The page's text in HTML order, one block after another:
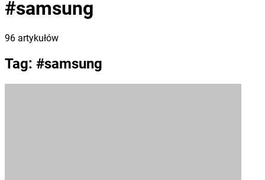
#samsung
96 artykułów
Tag: #samsung